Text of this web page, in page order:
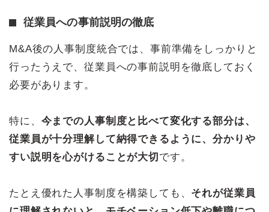
従業員への事前説明の徹底
M&A後の人事制度統合では、事前準備をしっかりと
行ったうえで、従業員への事前説明を徹底しておく
必要があります。
特に、 今までの人事制度と比べて変化する部分は、
従業員が十分理解して納得できるように、分かりや
すい説明を心がけることが大切 です。
たとえ優れた人事制度を構築しても、 それが従業員